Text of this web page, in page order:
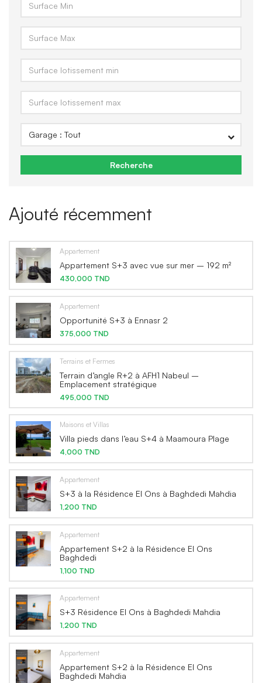
Recherche
Ajouté récemment
Appartement
Appartement S+3 avec vue sur mer – 192 m²
430,000 TND
Appartement
Opportunité S+3 à Ennasr 2
375,000 TND
Terrains et Fermes
Terrain d’angle R+2 à AFH1 Nabeul –
Emplacement stratégique
495,000 TND
Maisons et Villas
Villa pieds dans l’eau S+4 à Maamoura Plage
4,000 TND
Appartement
S+3 à la Résidence El Ons à Baghdedi Mahdia
1,200 TND
Appartement
Appartement S+2 à la Résidence El Ons
Baghdedi
1,100 TND
Appartement
S+3 Résidence El Ons à Baghdedi Mahdia
1,200 TND
Appartement
Appartement S+2 à la Résidence El Ons
Baghdedi Mahdia